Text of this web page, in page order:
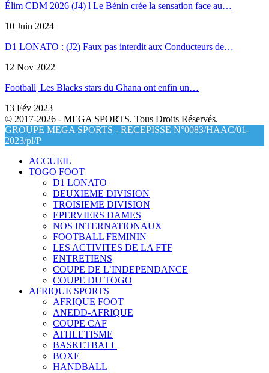
Élim CDM 2026 (J4) l Le Bénin crée la sensation face au…
10 Juin 2024
D1 LONATO : (J2) Faux pas interdit aux Conducteurs de…
12 Nov 2022
Football| Les Blacks stars du Ghana ont enfin un…
13 Fév 2023
© 2017-2026 - MEGA SPORTS. Tous Droits Réservés.
GROUPE MEGA SPORTS - RECEPISSE N°0083/HAAC/01-
2023/pl/P
ACCUEIL
TOGO FOOT
D1 LONATO
DEUXIEME DIVISION
TROISIEME DIVISION
EPERVIERS DAMES
NOS INTERNATIONAUX
FOOTBALL FEMININ
LES ACTIVITES DE LA FTF
ENTRETIENS
COUPE DE L’INDEPENDANCE
COUPE DU TOGO
AFRIQUE SPORTS
AFRIQUE FOOT
ANEDD-AFRIQUE
COUPE CAF
ATHLETISME
BASKETBALL
BOXE
HANDBALL